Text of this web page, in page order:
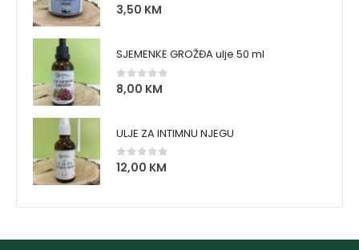
0 out of 5
3,50 KM
SJEMENKE GROŽĐA ulje 50 ml
0 out of 5
8,00 KM
ULJE ZA INTIMNU NJEGU
0out of 5
12,00 KM